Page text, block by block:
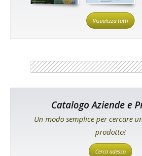
Visualizza tutti
Catalogo Aziende e
Un modo semplice per cercare
prodotto!
Cerca adesso